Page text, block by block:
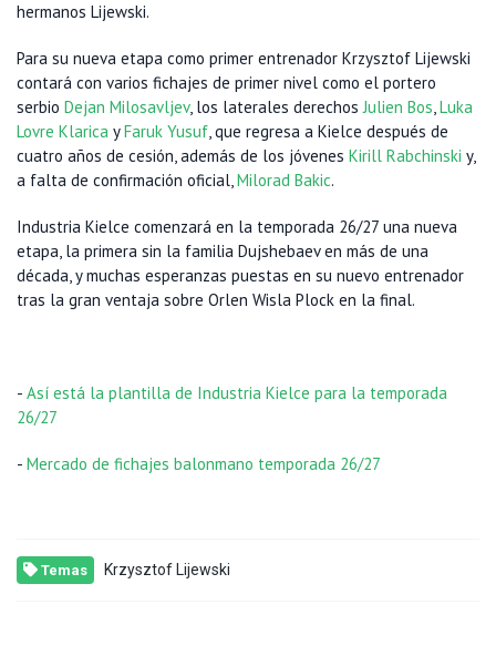
hermanos Lijewski.
Para su nueva etapa como primer entrenador Krzysztof Lijewski
contará con varios fichajes de primer nivel como el portero
serbio Dejan Milosavljev, los laterales derechosJulien Bos,Luka
Lovre Klarica yFaruk Yusuf, que regresa a Kielce después de
cuatro años de cesión, además de los jóvenes Kirill Rabchinski y,
a falta de confirmación oficial,Milorad Bakic.
Industria Kielce comenzará en la temporada 26/27 una nueva
etapa, la primera sin la familia Dujshebaev en más de una
década, y muchas esperanzas puestas en su nuevo entrenador
tras la gran ventaja sobre Orlen Wisla Plock en la final.
- Así está la plantilla de Industria Kielce para la temporada
26/27
- Mercado de fichajes balonmano temporada 26/27
Temas Krzysztof Lijewski